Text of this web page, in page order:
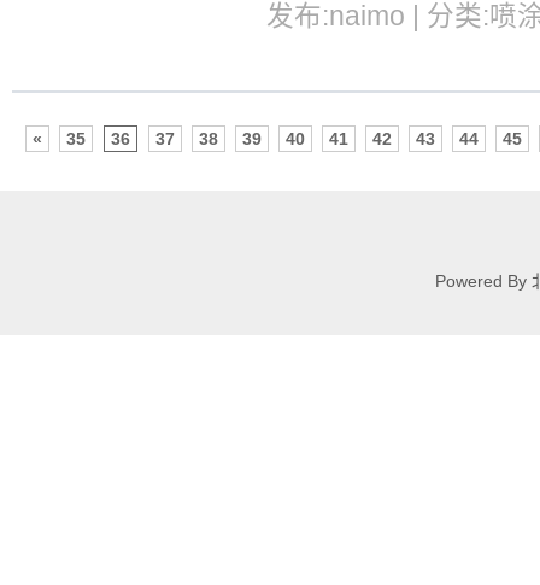
发布:naimo | 分类:喷
« 35 36 37 38 39 40 41 42 43 44 45
Powered By